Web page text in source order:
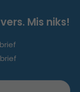
Mis niks!